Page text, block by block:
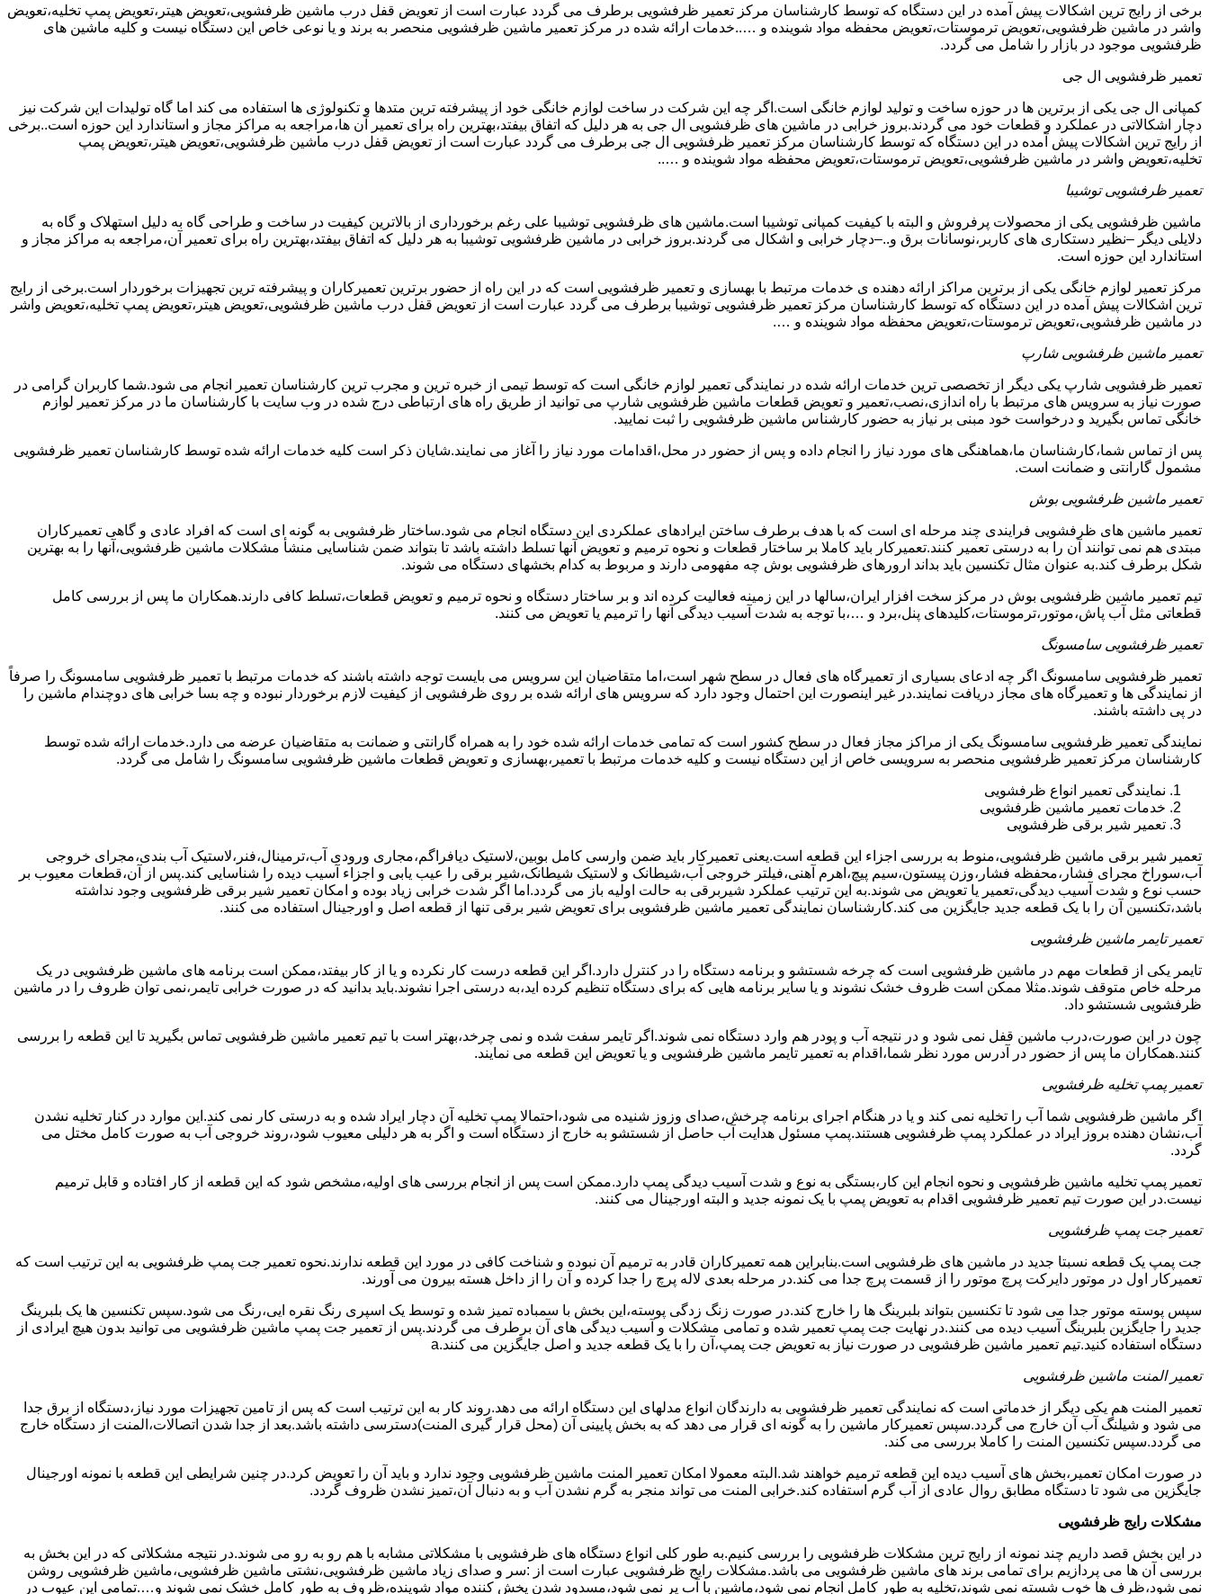
برخی از رایج ترین اشکالات پیش آمده در این دستگاه که توسط کارشناسان مرکز تعمیر ظرفشویی برطرف می گردد عبارت است از تعویض قفل درب ماشین ظرفشویی،تعویض هیتر،تعویض پمپ تخلیه،تعویض
واشر در ماشین ظرفشویی،تعویض ترموستات،تعویض محفظه مواد شوینده و …..خدمات ارائه شده در مرکز تعمیر ماشین ظرفشویی منحصر به برند و یا نوعی خاص این دستگاه نیست و کلیه ماشین های
ظرفشویی موجود در بازار را شامل می گردد.
تعمیر ظرفشویی ال جی
کمپانی ال جی یکی از برترین ها در حوزه ساخت و تولید لوازم خانگی است.اگر چه این شرکت در ساخت لوازم خانگی خود از پیشرفته ترین متدها و تکنولوژی ها استفاده می کند اما گاه تولیدات این شرکت نیز
دچار اشکالاتی در عملکرد و قطعات خود می گردند.بروز خرابی در ماشین های ظرفشویی ال جی به هر دلیل که اتفاق بیفتد،بهترین راه برای تعمیر آن ها،مراجعه به مراکز مجاز و استاندارد این حوزه است..برخی
از رایج ترین اشکالات پیش آمده در این دستگاه که توسط کارشناسان مرکز تعمیر ظرفشویی ال جی برطرف می گردد عبارت است از تعویض قفل درب ماشین ظرفشویی،تعویض هیتر،تعویض پمپ
تخلیه،تعویض واشر در ماشین ظرفشویی،تعویض ترموستات،تعویض محفظه مواد شوینده و …..
تعمیر ظرفشویی توشیبا
ماشین ظرفشویی یکی از محصولات پرفروش و البته با کیفیت کمپانی توشیبا است.ماشین های ظرفشویی توشیبا علی رغم برخورداری از بالاترین کیفیت در ساخت و طراحی گاه به دلیل استهلاک و گاه به
دلایلی دیگر –نظیر دستکاری های کاربر،نوسانات برق و..–دچار خرابی و اشکال می گردند.بروز خرابی در ماشین ظرفشویی توشیبا به هر دلیل که اتفاق بیفتد،بهترین راه برای تعمیر آن،مراجعه به مراکز مجاز و
استاندارد این حوزه است.
مرکز تعمیر لوازم خانگی یکی از برترین مراکز ارائه دهنده ی خدمات مرتبط با بهسازی و تعمیر ظرفشویی است که در این راه از حضور برترین تعمیرکاران و پیشرفته ترین تجهیزات برخوردار است.برخی از رایج
ترین اشکالات پیش آمده در این دستگاه که توسط کارشناسان مرکز تعمیر ظرفشویی توشیبا برطرف می گردد عبارت است از تعویض قفل درب ماشین ظرفشویی،تعویض هیتر،تعویض پمپ تخلیه،تعویض واشر
در ماشین ظرفشویی،تعویض ترموستات،تعویض محفظه مواد شوینده و ….
تعمیر ماشین ظرفشویی شارپ
تعمیر ظرفشویی شارپ یکی دیگر از تخصصی ترین خدمات ارائه شده در نمایندگی تعمیر لوازم خانگی است که توسط تیمی از خبره ترین و مجرب ترین کارشناسان تعمیر انجام می شود.شما کاربران گرامی در
صورت نیاز به سرویس های مرتبط با راه اندازی،نصب،تعمیر و تعویض قطعات ماشین ظرفشویی شارپ می توانید از طریق راه های ارتباطی درج شده در وب سایت با کارشناسان ما در مرکز تعمیر لوازم
خانگی تماس بگیرید و درخواست خود مبنی بر نیاز به حضور کارشناس ماشین ظرفشویی را ثبت نمایید.
پس از تماس شما،کارشناسان ما،هماهنگی های مورد نیاز را انجام داده و پس از حضور در محل،اقدامات مورد نیاز را آغاز می نمایند.شایان ذکر است کلیه خدمات ارائه شده توسط کارشناسان تعمیر ظرفشویی
مشمول گارانتی و ضمانت است.
تعمیر ماشین ظرفشویی بوش
تعمیر ماشین های ظرفشویی فرایندی چند مرحله ای است که با هدف برطرف ساختن ایرادهای عملکردی این دستگاه انجام می شود.ساختار ظرفشویی به گونه ای است که افراد عادی و گاهی تعمیرکاران
مبتدی هم نمی توانند آن را به درستی تعمیر کنند.تعمیرکار باید کاملا بر ساختار قطعات و نحوه ترمیم و تعویض آنها تسلط داشته باشد تا بتواند ضمن شناسایی منشأ مشکلات ماشین ظرفشویی،آنها را به بهترین
شکل برطرف کند.به عنوان مثال تکنسین باید بداند ارورهای ظرفشویی بوش چه مفهومی دارند و مربوط به کدام بخشهای دستگاه می شوند.
تیم تعمیر ماشین ظرفشویی بوش در مرکز سخت افزار ایران،سالها در این زمینه فعالیت کرده اند و بر ساختار دستگاه و نحوه ترمیم و تعویض قطعات،تسلط کافی دارند.همکاران ما پس از بررسی کامل
قطعاتی مثل آب پاش،موتور،ترموستات،کلیدهای پنل،برد و …،با توجه به شدت آسیب دیدگی آنها را ترمیم یا تعویض می کنند.
تعمیر ظرفشویی سامسونگ
تعمیر ظرفشویی سامسونگ اگر چه ادعای بسیاری از تعمیرگاه های فعال در سطح شهر است،اما متقاضیان این سرویس می بایست توجه داشته باشند که خدمات مرتبط با تعمیر ظرفشویی سامسونگ را صرفاً
از نمایندگی ها و تعمیرگاه های مجاز دریافت نمایند.در غیر اینصورت این احتمال وجود دارد که سرویس های ارائه شده بر روی ظرفشویی از کیفیت لازم برخوردار نبوده و چه بسا خرابی های دوچندام ماشین را
در پی داشته باشند.
نمایندگی تعمیر ظرفشویی سامسونگ یکی از مراکز مجاز فعال در سطح کشور است که تمامی خدمات ارائه شده خود را به همراه گارانتی و ضمانت به متقاضیان عرضه می دارد.خدمات ارائه شده توسط
کارشناسان مرکز تعمیر ظرفشویی منحصر به سرویسی خاص از این دستگاه نیست و کلیه خدمات مرتبط با تعمیر،بهسازی و تعویض قطعات ماشین ظرفشویی سامسونگ را شامل می گردد.
نمایندگی تعمیر انواع ظرفشویی
خدمات تعمیر ماشین ظرفشویی
تعمیر شیر برقی ظرفشویی
تعمیر شیر برقی ماشین ظرفشویی،منوط به بررسی اجزاء این قطعه است.یعنی تعمیرکار باید ضمن وارسی کامل بوبین،لاستیک دیافراگم،مجاری ورودی آب،ترمینال،فنر،لاستیک آب بندی،مجرای خروجی
آب،سوراخ مجرای فشار،محفظه فشار،وزن پیستون،سیم پیچ،اهرم آهنی،فیلتر خروجی آب،شیطانک و لاستیک شیطانک،شیر برقی را عیب یابی و اجزاء آسیب دیده را شناسایی کند.پس از آن،قطعات معیوب بر
حسب نوع و شدت آسیب دیدگی،تعمیر یا تعویض می شوند.به این ترتیب عملکرد شیربرقی به حالت اولیه باز می گردد.اما اگر شدت خرابی زیاد بوده و امکان تعمیر شیر برقی ظرفشویی وجود نداشته
باشد،تکنسین آن را با یک قطعه جدید جایگزین می کند.کارشناسان نمایندگی تعمیر ماشین ظرفشویی برای تعویض شیر برقی تنها از قطعه اصل و اورجینال استفاده می کنند.
تعمیر تایمر ماشین ظرفشویی
تایمر یکی از قطعات مهم در ماشین ظرفشویی است که چرخه شستشو و برنامه دستگاه را در کنترل دارد.اگر این قطعه درست کار نکرده و یا از کار بیفتد،ممکن است برنامه های ماشین ظرفشویی در یک
مرحله خاص متوقف شوند.مثلا ممکن است ظروف خشک نشوند و یا سایر برنامه هایی که برای دستگاه تنظیم کرده اید،به درستی اجرا نشوند.باید بدانید که در صورت خرابی تایمر،نمی توان ظروف را در ماشین
ظرفشویی شستشو داد.
چون در این صورت،درب ماشین قفل نمی شود و در نتیجه آب و پودر هم وارد دستگاه نمی شوند.اگر تایمر سفت شده و نمی چرخد،بهتر است با تیم تعمیر ماشین ظرفشویی تماس بگیرید تا این قطعه را بررسی
کنند.همکاران ما پس از حضور در آدرس مورد نظر شما،اقدام به تعمیر تایمر ماشین ظرفشویی و یا تعویض این قطعه می نمایند.
تعمیر پمپ تخلیه ظرفشویی
اگر ماشین ظرفشویی شما آب را تخلیه نمی کند و یا در هنگام اجرای برنامه چرخش،صدای وزوز شنیده می شود،احتمالا پمپ تخلیه آن دچار ایراد شده و به درستی کار نمی کند.این موارد در کنار تخلیه نشدن
آب،نشان دهنده بروز ایراد در عملکرد پمپ ظرفشویی هستند.پمپ مسئول هدایت آب حاصل از شستشو به خارج از دستگاه است و اگر به هر دلیلی معیوب شود،روند خروجی آب به صورت کامل مختل می
گردد.
تعمیر پمپ تخلیه ماشین ظرفشویی و نحوه انجام این کار،بستگی به نوع و شدت آسیب دیدگی پمپ دارد.ممکن است پس از انجام بررسی های اولیه،مشخص شود که این قطعه از کار افتاده و قابل ترمیم
نیست.در این صورت تیم تعمیر ظرفشویی اقدام به تعویض پمپ با یک نمونه جدید و البته اورجینال می کنند.
تعمیر جت پمپ ظرفشویی
جت پمپ یک قطعه نسبتا جدید در ماشین های ظرفشویی است.بنابراین همه تعمیرکاران قادر به ترمیم آن نبوده و شناخت کافی در مورد این قطعه ندارند.نحوه تعمیر جت پمپ ظرفشویی به این ترتیب است که
تعمیرکار اول در موتور دایرکت پرچ موتور را از قسمت پرچ جدا می کند.در مرحله بعدی لاله پرچ را جدا کرده و آن را از داخل هسته بیرون می آورند.
سپس پوسته موتور جدا می شود تا تکنسین بتواند بلبرینگ ها را خارج کند.در صورت زنگ زدگی پوسته،این بخش با سمباده تمیز شده و توسط یک اسپری رنگ نقره ایی،رنگ می شود.سپس تکنسین ها یک بلبرینگ
جدید را جایگزین بلبرینگ آسیب دیده می کنند.در نهایت جت پمپ تعمیر شده و تمامی مشکلات و آسیب دیدگی های آن برطرف می گردند.پس از تعمیر جت پمپ ماشین ظرفشویی می توانید بدون هیچ ایرادی از
دستگاه استفاده کنید.تیم تعمیر ماشین ظرفشویی در صورت نیاز به تعویض جت پمپ،آن را با یک قطعه جدید و اصل جایگزین می کنند.a
تعمیر المنت ماشین ظرفشویی
تعمیر المنت هم یکی دیگر از خدماتی است که نمایندگی تعمیر ظرفشویی به دارندگان انواع مدلهای این دستگاه ارائه می دهد.روند کار به این ترتیب است که پس از تامین تجهیزات مورد نیاز،دستگاه از برق جدا
می شود و شیلنگ آب آن خارج می گردد.سپس تعمیرکار ماشین را به گونه ای قرار می دهد که به بخش پایینی آن (محل قرار گیری المنت)دسترسی داشته باشد.بعد از جدا شدن اتصالات،المنت از دستگاه خارج
می گردد.سپس تکنسین المنت را کاملا بررسی می کند.
در صورت امکان تعمیر،بخش های آسیب دیده این قطعه ترمیم خواهند شد.البته معمولا امکان تعمیر المنت ماشین ظرفشویی وجود ندارد و باید آن را تعویض کرد.در چنین شرایطی این قطعه با نمونه اورجینال
جایگزین می شود تا دستگاه مطابق روال عادی از آب گرم استفاده کند.خرابی المنت می تواند منجر به گرم نشدن آب و به دنبال آن،تمیز نشدن ظروف گردد.
مشکلات رایج ظرفشویی
در این بخش قصد داریم چند نمونه از رایج ترین مشکلات ظرفشویی را بررسی کنیم.به طور کلی انواع دستگاه های ظرفشویی با مشکلاتی مشابه با هم رو به رو می شوند.در نتیجه مشکلاتی که در این بخش به
بررسی آن ها می پردازیم برای تمامی برند های ماشین ظرفشویی می باشد.مشکلات رایج ظرفشویی عبارت است از :سر و صدای زیاد ماشین ظرفشویی،نشتی ماشین ظرفشویی،ماشین ظرفشویی روشن
نمی شود،ظرف ها خوب شسته نمی شوند،تخلیه به طور کامل انجام نمی شود،ماشین با آب پر نمی شود،مسدود شدن پخش کننده مواد شوینده،ظروف به طور کامل خشک نمی شوند و….تمامی این عیوب در